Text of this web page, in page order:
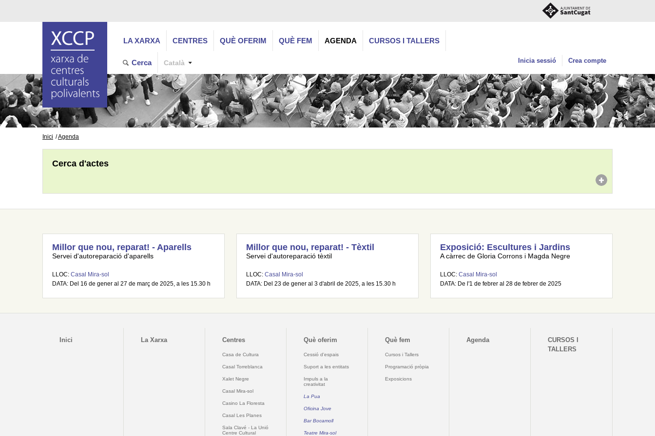
LA XARXA CENTRES QUÈ OFERIM QUÈ FEM AGENDA CURSOS I TALLERS
Cerca Català Inicia sessió Crea compte
Inici Agenda
Cerca d'actes
Millor que nou, reparat! - Aparells
Servei d'autoreparació d'aparells
LLOC: Casal Mira-sol
DATA: Del 16 de gener al 27 de març de 2025, a les 15.30 h
Millor que nou, reparat! - Tèxtil
Servei d'autoreparació tèxtil
LLOC: Casal Mira-sol
DATA: Del 23 de gener al 3 d'abril de 2025, a les 15.30 h
Exposició: Escultures i Jardins
A càrrec de Gloria Corrons i Magda Negre
LLOC: Casal Mira-sol
DATA: De l'1 de febrer al 28 de febrer de 2025
Inici La Xarxa Centres
Casa de Cultura
Casal Torreblanca
Xalet Negre
Casal Mira-sol
Casino La Floresta
Casal Les Planes
Sala Clavé - La Unió
Centre Cultural
Què oferim
Cessió d'espais
Suport a les entitats
Impuls a la
creativitat
La Pua
Oficina Jove
Bar Bocamoll
Teatre Mira-sol
Què fem
Cursos i Tallers
Programació pròpia
Exposicions
Agenda
CURSOS I
TALLERS